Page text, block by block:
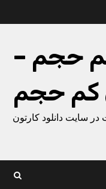
کم حجم –
کم حجم
در سایت دانلود کارتون